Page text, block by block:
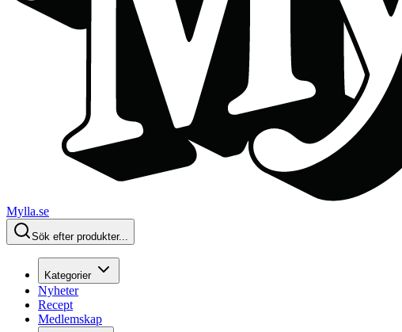
Mylla.se
Sök efter produkter...
Kategorier
Nyheter
Recept
Medlemskap